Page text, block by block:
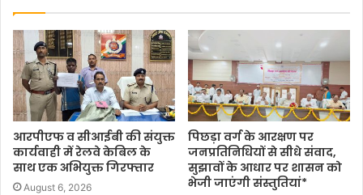
आरपीएफ व सीआईबी की संयुक्त
कार्यवाही में रेलवे केबिल के
साथ एक अभियुक्त गिरफ्तार
August 6, 2026
पिछड़ा वर्ग के आरक्षण पर
जनप्रतिनिधियों से सीधे संवाद,
सुझावों के आधार पर शासन को
भेजी जाएंगी संस्तुतियां*